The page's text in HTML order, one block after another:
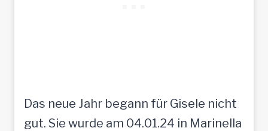
Das neue Jahr begann für Gisele nicht
gut. Sie wurde am 04.01.24 in Marinella